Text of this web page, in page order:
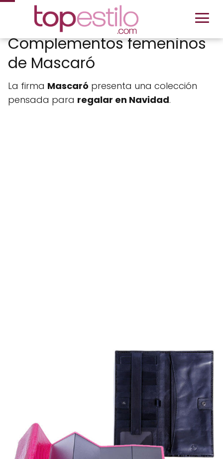
Complementos femeninos
de Mascaró
La firma Mascaró presenta una colección
pensada para regalar en Navidad.